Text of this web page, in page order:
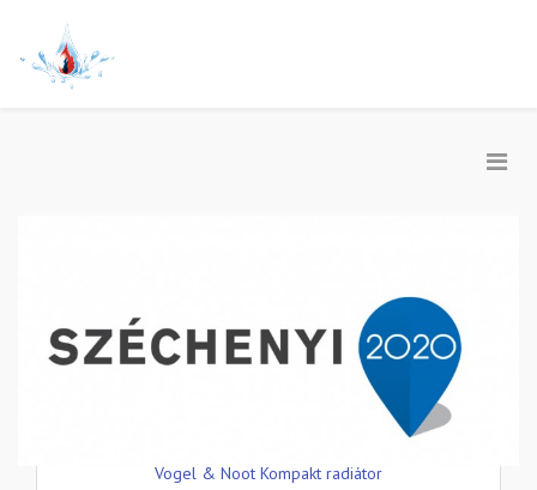
Vogel & Noot Kompakt radiátor